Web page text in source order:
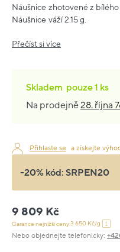
Náušnice zhotovené z
Náušnice váží 2.15 g.
Přečíst si více
Skladem pouze1 ks
Na prodejně28. října
Přihlaste se a získejte
-20% kód: SRPEN20
9 809 Kč
Garance nejnižší ceny:3 650 Kč/g
Nebo objednejte telefonicky: